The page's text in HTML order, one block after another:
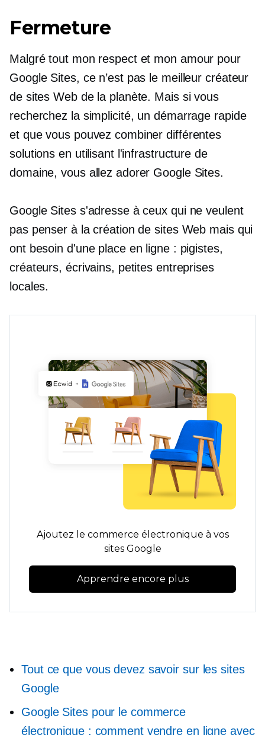
Fermeture
Malgré tout mon respect et mon amour pour
Google Sites, ce n’est pas le meilleur créateur
de sites Web de la planète. Mais si vous
recherchez la simplicité, un démarrage rapide
et que vous pouvez combiner différentes
solutions en utilisant l'infrastructure de
domaine, vous allez adorer Google Sites.
Google Sites s'adresse à ceux qui ne veulent
pas penser à la création de sites Web mais qui
ont besoin d'une place en ligne : pigistes,
créateurs, écrivains, petites entreprises
locales.
Ajoutez le commerce électronique à vos
sites Google
Apprendre encore plus
Tout ce que vous devez savoir sur les sites
Google
Google Sites pour le commerce
électronique : comment vendre en ligne avec